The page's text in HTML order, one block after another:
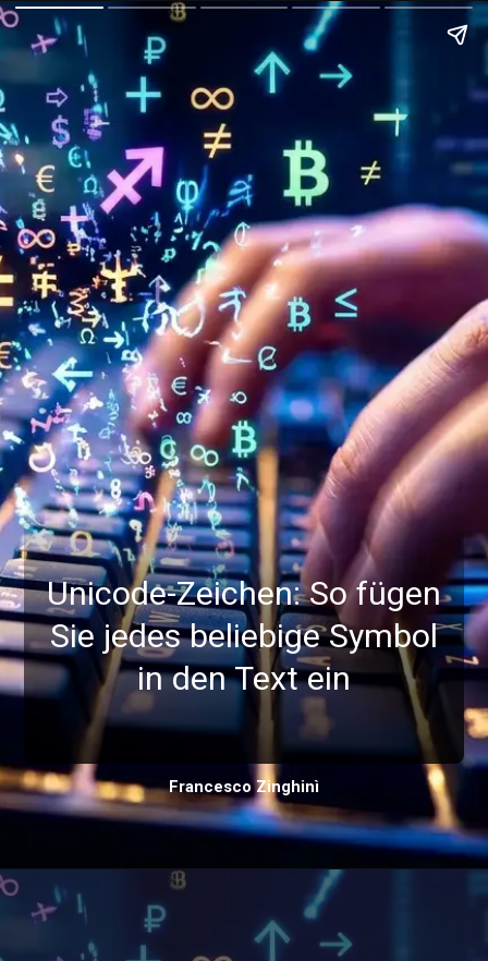
Unicode-Zeichen: So fügen
Sie jedes beliebige Symbol
in den Text ein
Francesco Zinghinì